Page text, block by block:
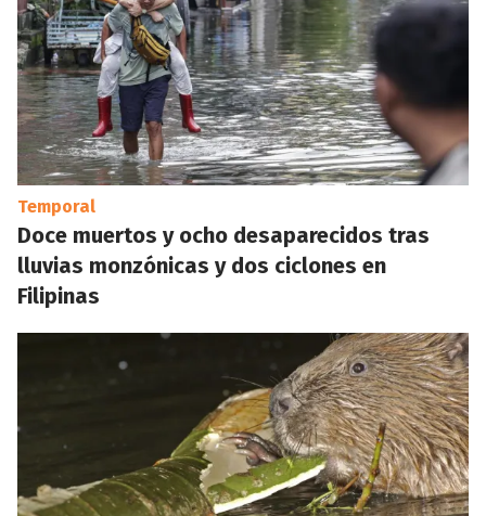
Temporal
Doce muertos y ocho desaparecidos tras
lluvias monzónicas y dos ciclones en
Filipinas